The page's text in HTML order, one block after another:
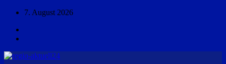
Zum
springen
7. August 2026